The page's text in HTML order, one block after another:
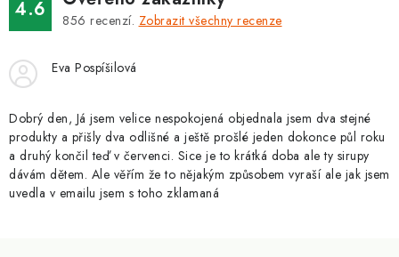
k
v
ý
p
i
s
u
á
n
4.6 856 recenzí. Zobrazit všechny recenze
Eva Pospíšilová
Dobrý den, Já jsem velice nespokojená objednala jsem dva stejné
produkty a přišly dva odlišné a ještě prošlé jeden dokonce půl roku
a druhý končil teď v červenci. Sice je to krátká doba ale ty sirupy
dávám dětem. Ale věřím že to nějakým způsobem vyraší ale jak jsem
uvedla v emailu jsem s toho zklamaná